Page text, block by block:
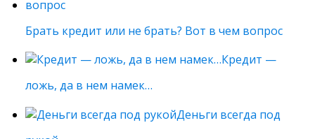
Брать кредит или не брать? Вот в чем вопрос
Кредит —
ложь, да в нем намек…
Деньги всегда под